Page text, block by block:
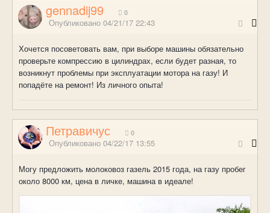
gennadij99 0
Опубликовано 04/21/17 22:43
Хочется посоветовать вам, при выборе машины обязательно
проверьте компрессию в цилиндрах, если будет разная, то
возникнут проблемы при эксплуатации мотора на газу! И
попадёте на ремонт! Из личного опыта!
Петравичус 0
Опубликовано 04/22/17 13:55
Могу предложить молоковоз газель 2015 года, на газу пробег
около 8000 км, цена в личке, машина в идеале!